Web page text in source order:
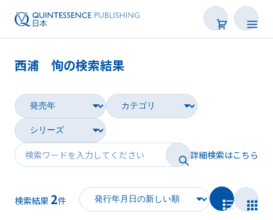
雑誌
映像
電子BOOK
著者一覧
西浦 恂の検索結果
詳細検索はこちら
検索結果 2件